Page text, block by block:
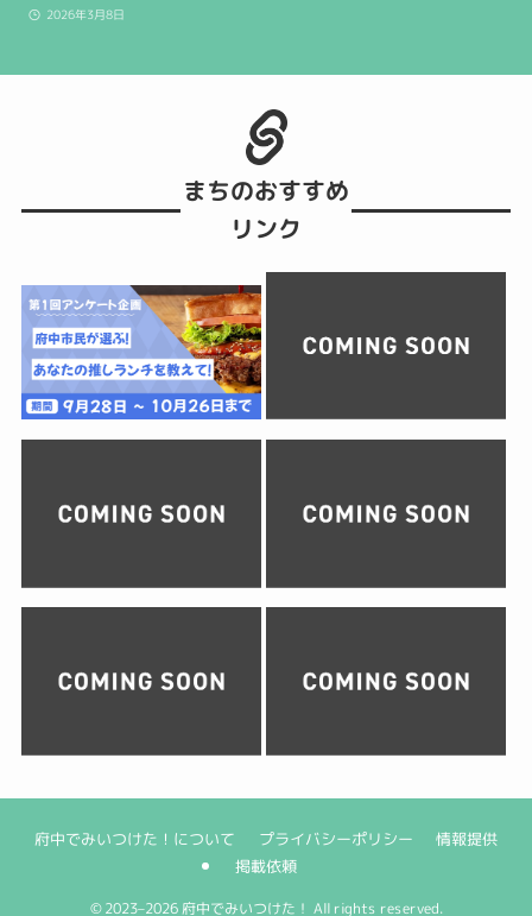
2026年3月8日
まちのおすすめ
リンク
府中でみいつけた！について プライバシーポリシー 情報提供
掲載依頼
©2023–2026 府中でみいつけた！ All rights reserved.